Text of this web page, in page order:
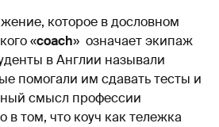
которое в дословном
«coach» означает экипаж
в Англии называли
помогали им сдавать тесты и
смысл профессии
в том, что коуч как тележка